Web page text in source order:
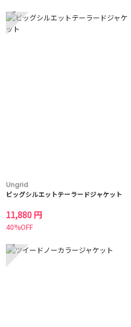
5
Ungrid
ビッグシルエットテーラードジャケット
11,880 円
40%OFF
7